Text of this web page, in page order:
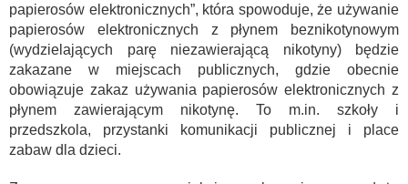
papierosów elektronicznych”, która spowoduje, że używanie
papierosów elektronicznych z płynem beznikotynowym
(wydzielających parę niezawierającą nikotyny) będzie
zakazane w miejscach publicznych, gdzie obecnie
obowiązuje zakaz używania papierosów elektronicznych z
płynem zawierającym nikotynę. To m.in. szkoły i
przedszkola, przystanki komunikacji publicznej i place
zabaw dla dzieci.